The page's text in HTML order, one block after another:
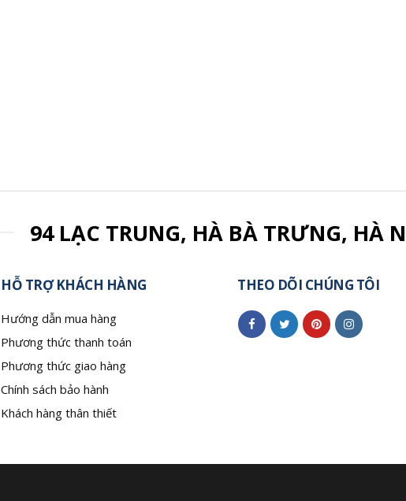
94 LẠC TRUNG, HÀ BÀ TRƯNG, HÀ
HỖ TRỢ KHÁCH HÀNG
Hướng dẫn mua hàng
Phương thức thanh toán
Phương thức giao hàng
Chính sách bảo hành
Khách hàng thân thiết
THEO DÕI CHÚNG TÔI